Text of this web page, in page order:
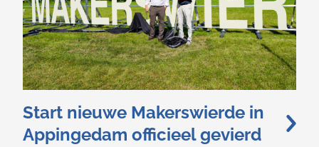
Start nieuwe Makerswierde in
Appingedam officieel gevierd